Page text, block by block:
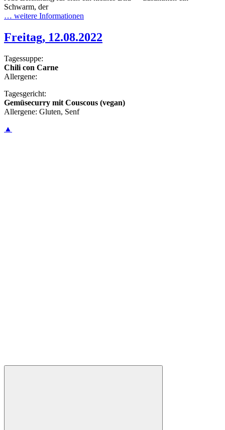
Schwarm, der
… weitere Informationen
Freitag, 12.08.2022
Tagessuppe:
Chili con Carne
Allergene:
Tagesgericht:
Gemüsecurry mit Couscous (vegan)
Allergene: Gluten, Senf
▲